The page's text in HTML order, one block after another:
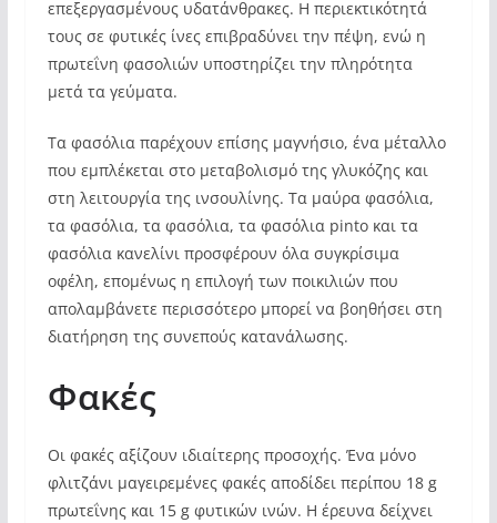
επεξεργασμένους υδατάνθρακες. Η περιεκτικότητά
τους σε φυτικές ίνες επιβραδύνει την πέψη, ενώ η
πρωτεΐνη φασολιών υποστηρίζει την πληρότητα
μετά τα γεύματα.
Τα φασόλια παρέχουν επίσης μαγνήσιο, ένα μέταλλο
που εμπλέκεται στο μεταβολισμό της γλυκόζης και
στη λειτουργία της ινσουλίνης. Τα μαύρα φασόλια,
τα φασόλια, τα φασόλια, τα φασόλια pinto και τα
φασόλια κανελίνι προσφέρουν όλα συγκρίσιμα
οφέλη, επομένως η επιλογή των ποικιλιών που
απολαμβάνετε περισσότερο μπορεί να βοηθήσει στη
διατήρηση της συνεπούς κατανάλωσης.
Φακές
Οι φακές αξίζουν ιδιαίτερης προσοχής. Ένα μόνο
φλιτζάνι μαγειρεμένες φακές αποδίδει περίπου 18 g
πρωτεΐνης και 15 g φυτικών ινών. Η έρευνα δείχνει